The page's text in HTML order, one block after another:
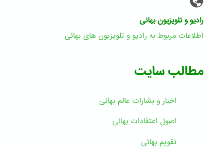
رادیو و تلویزیون بهائی
اطلاعات مربوط به رادیو و تلویزیون های بهائی
مطالب سایت
اخبار و بشارات عالم بهائى
اصول اعتقادات بهائی
تقویم بهائی